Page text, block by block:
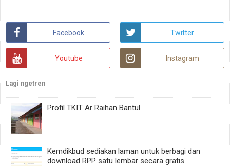
Facebook Twitter
Youtube Instagram
Lagi ngetren
Profil TKIT Ar Raihan Bantul
Kemdikbud sediakan laman untuk berbagi dan
download RPP satu lembar secara gratis